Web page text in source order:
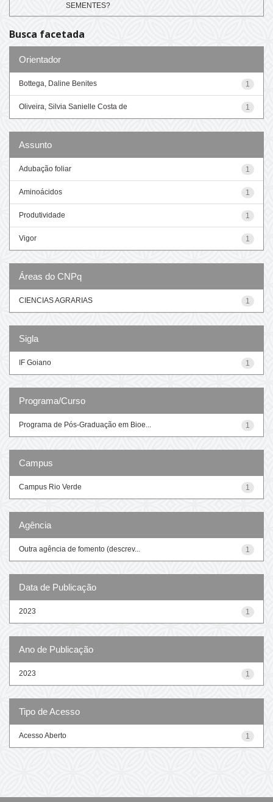
SEMENTES?
Busca facetada
Orientador
1
Bottega, Daline Benites
1
Oliveira, Silvia Sanielle Costa de
Assunto
1
Adubação foliar
1
Aminoácidos
1
Produtividade
1
Vigor
Áreas do CNPq
1
CIENCIAS AGRARIAS
Sigla
1
IF Goiano
Programa/Curso
1
Programa de Pós-Graduação em Bioe...
Campus
1
Campus Rio Verde
Agência
1
Outra agência de fomento (descrev...
Data de Publicação
1
2023
Ano de Publicação
1
2023
Tipo de Acesso
1
Acesso Aberto